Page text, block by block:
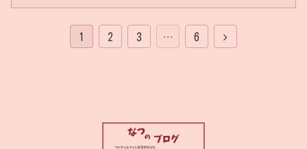
1 2 3 … 6